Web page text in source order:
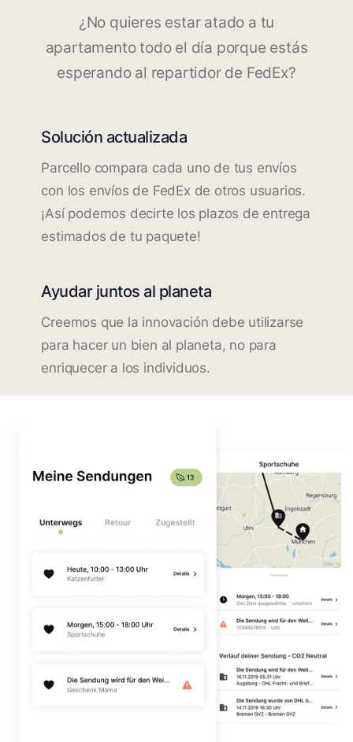
¿No quieres estar atado a tu
apartamento todo el día porque estás
esperando al repartidor de FedEx?
Solución actualizada
Parcello compara cada uno de tus envíos
con los envíos de FedEx de otros usuarios.
¡Así podemos decirte los plazos de entrega
estimados de tu paquete!
Ayudar juntos al planeta
Creemos que la innovación debe utilizarse
para hacer un bien al planeta, no para
enriquecer a los individuos.